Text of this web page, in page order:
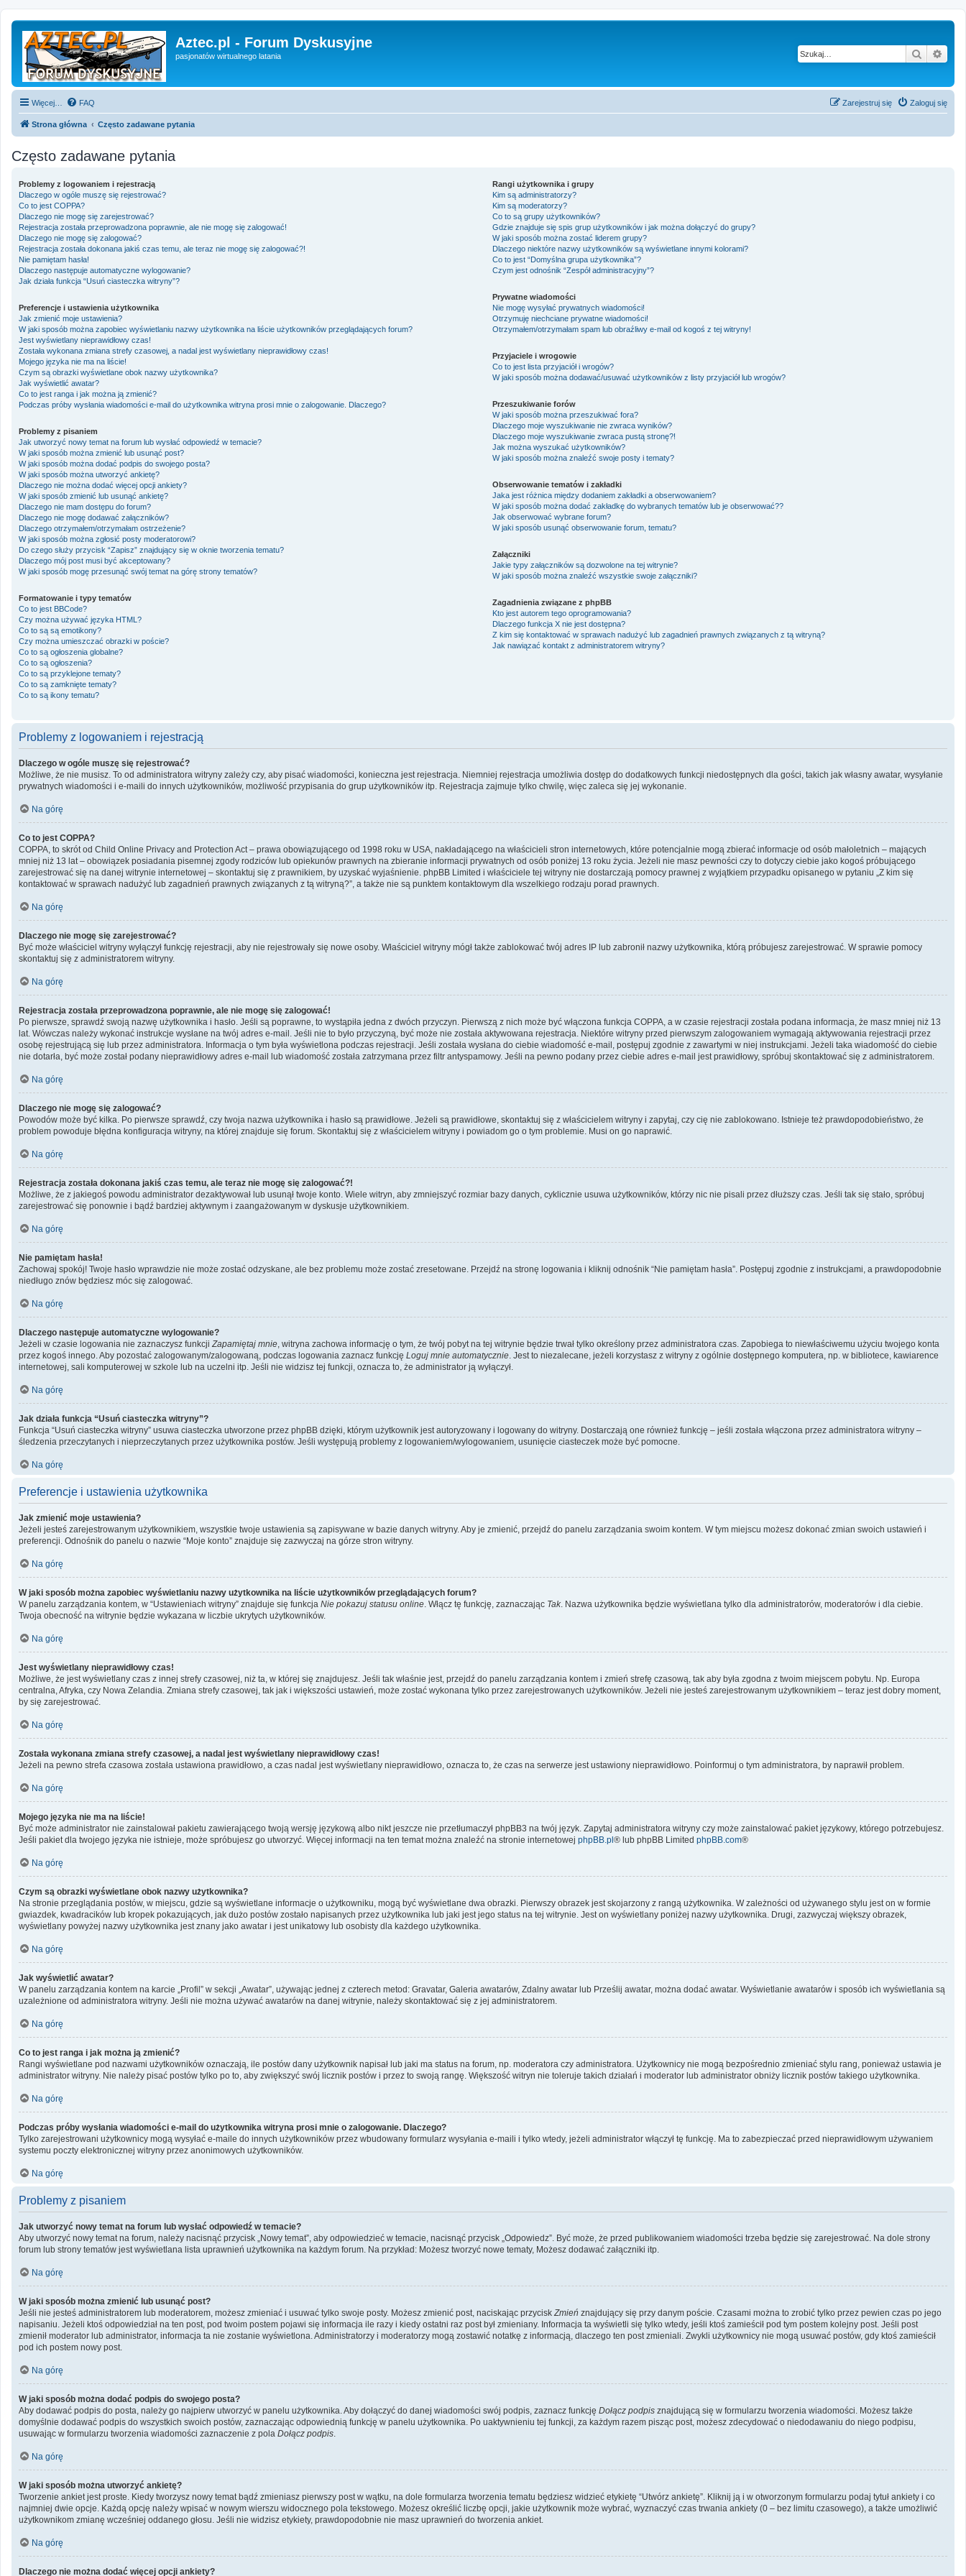
Aztec.pl - Forum Dyskusyjne
pasjonatów wirtualnego latania Szukaj
Więcej… FAQ Zaloguj się
Zarejestruj się
Strona główna Często zadawane pytania
Często zadawane pytania
Problemy z logowaniem i rejestracją
Dlaczego w ogóle muszę się rejestrować?
Co to jest COPPA?
Dlaczego nie mogę się zarejestrować?
Rejestracja została przeprowadzona poprawnie, ale nie mogę się zalogować!
Dlaczego nie mogę się zalogować?
Rejestracja została dokonana jakiś czas temu, ale teraz nie mogę się zalogować?!
Nie pamiętam hasła!
Dlaczego następuje automatyczne wylogowanie?
Jak działa funkcja “Usuń ciasteczka witryny”?
Preferencje i ustawienia użytkownika
Jak zmienić moje ustawienia?
W jaki sposób można zapobiec wyświetlaniu nazwy użytkownika na liście użytkowników przeglądających forum?
Jest wyświetlany nieprawidłowy czas!
Została wykonana zmiana strefy czasowej, a nadal jest wyświetlany nieprawidłowy czas!
Mojego języka nie ma na liście!
Czym są obrazki wyświetlane obok nazwy użytkownika?
Jak wyświetlić awatar?
Co to jest ranga i jak można ją zmienić?
Podczas próby wysłania wiadomości e-mail do użytkownika witryna prosi mnie o zalogowanie. Dlaczego?
Problemy z pisaniem
Jak utworzyć nowy temat na forum lub wysłać odpowiedź w temacie?
W jaki sposób można zmienić lub usunąć post?
W jaki sposób można dodać podpis do swojego posta?
W jaki sposób można utworzyć ankietę?
Dlaczego nie można dodać więcej opcji ankiety?
W jaki sposób zmienić lub usunąć ankietę?
Dlaczego nie mam dostępu do forum?
Dlaczego nie mogę dodawać załączników?
Dlaczego otrzymałem/otrzymałam ostrzeżenie?
W jaki sposób można zgłosić posty moderatorowi?
Do czego służy przycisk “Zapisz” znajdujący się w oknie tworzenia tematu?
Dlaczego mój post musi być akceptowany?
W jaki sposób mogę przesunąć swój temat na górę strony tematów?
Formatowanie i typy tematów
Co to jest BBCode?
Czy można używać języka HTML?
Co to są są emotikony?
Czy można umieszczać obrazki w poście?
Co to są ogłoszenia globalne?
Co to są ogłoszenia?
Co to są przyklejone tematy?
Co to są zamknięte tematy?
Co to są ikony tematu?
Rangi użytkownika i grupy
Kim są administratorzy?
Kim są moderatorzy?
Co to są grupy użytkowników?
Gdzie znajduje się spis grup użytkowników i jak można dołączyć do grupy?
W jaki sposób można zostać liderem grupy?
Dlaczego niektóre nazwy użytkowników są wyświetlane innymi kolorami?
Co to jest “Domyślna grupa użytkownika”?
Czym jest odnośnik “Zespół administracyjny”?
Prywatne wiadomości
Nie mogę wysyłać prywatnych wiadomości!
Otrzymuję niechciane prywatne wiadomości!
Otrzymałem/otrzymałam spam lub obraźliwy e-mail od kogoś z tej witryny!
Przyjaciele i wrogowie
Co to jest lista przyjaciół i wrogów?
W jaki sposób można dodawać/usuwać użytkowników z listy przyjaciół lub wrogów?
Przeszukiwanie forów
W jaki sposób można przeszukiwać fora?
Dlaczego moje wyszukiwanie nie zwraca wyników?
Dlaczego moje wyszukiwanie zwraca pustą stronę?!
Jak można wyszukać użytkowników?
W jaki sposób można znaleźć swoje posty i tematy?
Obserwowanie tematów i zakładki
Jaka jest różnica między dodaniem zakładki a obserwowaniem?
W jaki sposób można dodać zakładkę do wybranych tematów lub je obserwować??
Jak obserwować wybrane forum?
W jaki sposób usunąć obserwowanie forum, tematu?
Załączniki
Jakie typy załączników są dozwolone na tej witrynie?
W jaki sposób można znaleźć wszystkie swoje załączniki?
Zagadnienia związane z phpBB
Kto jest autorem tego oprogramowania?
Dlaczego funkcja X nie jest dostępna?
Z kim się kontaktować w sprawach nadużyć lub zagadnień prawnych związanych z tą witryną?
Jak nawiązać kontakt z administratorem witryny?
Problemy z logowaniem i rejestracją
Dlaczego w ogóle muszę się rejestrować?
Możliwe, że nie musisz. To od administratora witryny zależy czy, aby pisać wiadomości, konieczna jest rejestracja. Niemniej rejestracja umożliwia dostęp do dodatkowych funkcji niedostępnych dla gości, takich jak własny awatar, wysyłanie
prywatnych wiadomości i e-maili do innych użytkowników, możliwość przypisania do grup użytkowników itp. Rejestracja zajmuje tylko chwilę, więc zaleca się jej wykonanie.
Na górę
Co to jest COPPA?
COPPA, to skrót od Child Online Privacy and Protection Act – prawa obowiązującego od 1998 roku w USA, nakładającego na właścicieli stron internetowych, które potencjalnie mogą zbierać informacje od osób małoletnich – mających
mniej niż 13 lat – obowiązek posiadania pisemnej zgody rodziców lub opiekunów prawnych na zbieranie informacji prywatnych od osób poniżej 13 roku życia. Jeżeli nie masz pewności czy to dotyczy ciebie jako kogoś próbującego
zarejestrować się na danej witrynie internetowej – skontaktuj się z prawnikiem, by uzyskać wyjaśnienie. phpBB Limited i właściciele tej witryny nie dostarczają pomocy prawnej z wyjątkiem przypadku opisanego w pytaniu „Z kim się
kontaktować w sprawach nadużyć lub zagadnień prawnych związanych z tą witryną?”, a także nie są punktem kontaktowym dla wszelkiego rodzaju porad prawnych.
Na górę
Dlaczego nie mogę się zarejestrować?
Być może właściciel witryny wyłączył funkcję rejestracji, aby nie rejestrowały się nowe osoby. Właściciel witryny mógł także zablokować twój adres IP lub zabronił nazwy użytkownika, którą próbujesz zarejestrować. W sprawie pomocy
skontaktuj się z administratorem witryny.
Na górę
Rejestracja została przeprowadzona poprawnie, ale nie mogę się zalogować!
Po pierwsze, sprawdź swoją nazwę użytkownika i hasło. Jeśli są poprawne, to wystąpiła jedna z dwóch przyczyn. Pierwszą z nich może być włączona funkcja COPPA, a w czasie rejestracji została podana informacja, że masz mniej niż 13
lat. Wówczas należy wykonać instrukcje wysłane na twój adres e-mail. Jeśli nie to było przyczyną, być może nie została aktywowana rejestracja. Niektóre witryny przed pierwszym zalogowaniem wymagają aktywowania rejestracji przez
osobę rejestrującą się lub przez administratora. Informacja o tym była wyświetlona podczas rejestracji. Jeśli została wysłana do ciebie wiadomość e-mail, postępuj zgodnie z zawartymi w niej instrukcjami. Jeżeli taka wiadomość do ciebie
nie dotarła, być może został podany nieprawidłowy adres e-mail lub wiadomość została zatrzymana przez filtr antyspamowy. Jeśli na pewno podany przez ciebie adres e-mail jest prawidłowy, spróbuj skontaktować się z administratorem.
Na górę
Dlaczego nie mogę się zalogować?
Powodów może być kilka. Po pierwsze sprawdź, czy twoja nazwa użytkownika i hasło są prawidłowe. Jeżeli są prawidłowe, skontaktuj się z właścicielem witryny i zapytaj, czy cię nie zablokowano. Istnieje też prawdopodobieństwo, że
problem powoduje błędna konfiguracja witryny, na której znajduje się forum. Skontaktuj się z właścicielem witryny i powiadom go o tym problemie. Musi on go naprawić.
Na górę
Rejestracja została dokonana jakiś czas temu, ale teraz nie mogę się zalogować?!
Możliwe, że z jakiegoś powodu administrator dezaktywował lub usunął twoje konto. Wiele witryn, aby zmniejszyć rozmiar bazy danych, cyklicznie usuwa użytkowników, którzy nic nie pisali przez dłuższy czas. Jeśli tak się stało, spróbuj
zarejestrować się ponownie i bądź bardziej aktywnym i zaangażowanym w dyskusje użytkownikiem.
Na górę
Nie pamiętam hasła!
Zachowaj spokój! Twoje hasło wprawdzie nie może zostać odzyskane, ale bez problemu może zostać zresetowane. Przejdź na stronę logowania i kliknij odnośnik “Nie pamiętam hasła”. Postępuj zgodnie z instrukcjami, a prawdopodobnie
niedługo znów będziesz móc się zalogować.
Na górę
Dlaczego następuje automatyczne wylogowanie?
Jeżeli w czasie logowania nie zaznaczysz funkcjiZapamiętaj mnie, witryna zachowa informację o tym, że twój pobyt na tej witrynie będzie trwał tylko określony przez administratora czas. Zapobiega to niewłaściwemu użyciu twojego konta
przez kogoś innego. Aby pozostać zalogowanym/zalogowaną, podczas logowania zaznacz funkcję Loguj mnie automatycznie. Jest to niezalecane, jeżeli korzystasz z witryny z ogólnie dostępnego komputera, np. w bibliotece, kawiarence
internetowej, sali komputerowej w szkole lub na uczelni itp. Jeśli nie widzisz tej funkcji, oznacza to, że administrator ją wyłączył.
Na górę
Jak działa funkcja “Usuń ciasteczka witryny”?
Funkcja “Usuń ciasteczka witryny” usuwa ciasteczka utworzone przez phpBB dzięki, którym użytkownik jest autoryzowany i logowany do witryny. Dostarczają one również funkcję – jeśli została włączona przez administratora witryny –
śledzenia przeczytanych i nieprzeczytanych przez użytkownika postów. Jeśli występują problemy z logowaniem/wylogowaniem, usunięcie ciasteczek może być pomocne.
Na górę
Preferencje i ustawienia użytkownika
Jak zmienić moje ustawienia?
Jeżeli jesteś zarejestrowanym użytkownikiem, wszystkie twoje ustawienia są zapisywane w bazie danych witryny. Aby je zmienić, przejdź do panelu zarządzania swoim kontem. W tym miejscu możesz dokonać zmian swoich ustawień i
preferencji. Odnośnik do panelu o nazwie “Moje konto” znajduje się zazwyczaj na górze stron witryny.
Na górę
W jaki sposób można zapobiec wyświetlaniu nazwy użytkownika na liście użytkowników przeglądających forum?
W panelu zarządzania kontem, w “Ustawieniach witryny” znajduje się funkcja Nie pokazuj statusu online. Włącz tę funkcję, zaznaczając Tak. Nazwa użytkownika będzie wyświetlana tylko dla administratorów, moderatorów i dla ciebie.
Twoja obecność na witrynie będzie wykazana w liczbie ukrytych użytkowników.
Na górę
Jest wyświetlany nieprawidłowy czas!
Możliwe, że jest wyświetlany czas z innej strefy czasowej, niż ta, w której się znajdujesz. Jeśli tak właśnie jest, przejdź do panelu zarządzania kontem i zmień strefę czasową, tak aby była zgodna z twoim miejscem pobytu. Np. Europa
centralna, Afryka, czy Nowa Zelandia. Zmiana strefy czasowej, tak jak i większości ustawień, może zostać wykonana tylko przez zarejestrowanych użytkowników. Jeżeli nie jesteś zarejestrowanym użytkownikiem – teraz jest dobry moment,
by się zarejestrować.
Na górę
Została wykonana zmiana strefy czasowej, a nadal jest wyświetlany nieprawidłowy czas!
Jeżeli na pewno strefa czasowa została ustawiona prawidłowo, a czas nadal jest wyświetlany nieprawidłowo, oznacza to, że czas na serwerze jest ustawiony nieprawidłowo. Poinformuj o tym administratora, by naprawił problem.
Na górę
Mojego języka nie ma na liście!
Być może administrator nie zainstalował pakietu zawierającego twoją wersję językową albo nikt jeszcze nie przetłumaczył phpBB3 na twój język. Zapytaj administratora witryny czy może zainstalować pakiet językowy, którego potrzebujesz.
Jeśli pakiet dla twojego języka nie istnieje, może spróbujesz go utworzyć. Więcej informacji na ten temat można znaleźć na stronie internetowej phpBB.pl ® lub phpBB Limited phpBB.com®
Na górę
Czym są obrazki wyświetlane obok nazwy użytkownika?
Na stronie przeglądania postów, w miejscu, gdzie są wyświetlane informacje o użytkowniku, mogą być wyświetlane dwa obrazki. Pierwszy obrazek jest skojarzony z rangą użytkownika. W zależności od używanego stylu jest on w formie
gwiazdek, kwadracików lub kropek pokazujących, jak dużo postów zostało napisanych przez użytkownika lub jaki jest jego status na tej witrynie. Jest on wyświetlany poniżej nazwy użytkownika. Drugi, zazwyczaj większy obrazek,
wyświetlany powyżej nazwy użytkownika jest znany jako awatar i jest unikatowy lub osobisty dla każdego użytkownika.
Na górę
Jak wyświetlić awatar?
W panelu zarządzania kontem na karcie „Profil” w sekcji „Awatar”, używając jednej z czterech metod: Gravatar, Galeria awatarów, Zdalny awatar lub Prześlij awatar, można dodać awatar. Wyświetlanie awatarów i sposób ich wyświetlania są
uzależnione od administratora witryny. Jeśli nie można używać awatarów na danej witrynie, należy skontaktować się z jej administratorem.
Na górę
Co to jest ranga i jak można ją zmienić?
Rangi wyświetlane pod nazwami użytkowników oznaczają, ile postów dany użytkownik napisał lub jaki ma status na forum, np. moderatora czy administratora. Użytkownicy nie mogą bezpośrednio zmieniać stylu rang, ponieważ ustawia je
administrator witryny. Nie należy pisać postów tylko po to, aby zwiększyć swój licznik postów i przez to swoją rangę. Większość witryn nie toleruje takich działań i moderator lub administrator obniży licznik postów takiego użytkownika.
Na górę
Podczas próby wysłania wiadomości e-mail do użytkownika witryna prosi mnie o zalogowanie. Dlaczego?
Tylko zarejestrowani użytkownicy mogą wysyłać e-maile do innych użytkowników przez wbudowany formularz wysyłania e-maili i tylko wtedy, jeżeli administrator włączył tę funkcję. Ma to zabezpieczać przed nieprawidłowym używaniem
systemu poczty elektronicznej witryny przez anonimowych użytkowników.
Na górę
Problemy z pisaniem
Jak utworzyć nowy temat na forum lub wysłać odpowiedź w temacie?
Aby utworzyć nowy temat na forum, należy nacisnąć przycisk „Nowy temat”, aby odpowiedzieć w temacie, nacisnąć przycisk „Odpowiedz”. Być może, że przed publikowaniem wiadomości trzeba będzie się zarejestrować. Na dole strony
forum lub strony tematów jest wyświetlana lista uprawnień użytkownika na każdym forum. Na przykład: Możesz tworzyć nowe tematy, Możesz dodawać załączniki itp.
Na górę
W jaki sposób można zmienić lub usunąć post?
Jeśli nie jesteś administratorem lub moderatorem, możesz zmieniać i usuwać tylko swoje posty. Możesz zmienić post, naciskając przyciskZmień znajdujący się przy danym poście. Czasami można to zrobić tylko przez pewien czas po jego
napisaniu. Jeżeli ktoś odpowiedział na ten post, pod twoim postem pojawi się informacja ile razy i kiedy ostatni raz post był zmieniany. Informacja ta wyświetli się tylko wtedy, jeśli ktoś zamieścił pod tym postem kolejny post. Jeśli post
zmienił moderator lub administrator, informacja ta nie zostanie wyświetlona. Administratorzy i moderatorzy mogą zostawić notatkę z informacją, dlaczego ten post zmieniali. Zwykli użytkownicy nie mogą usuwać postów, gdy ktoś zamieścił
pod ich postem nowy post.
Na górę
W jaki sposób można dodać podpis do swojego posta?
Aby dodawać podpis do posta, należy go najpierw utworzyć w panelu użytkownika. Aby dołączyć do danej wiadomości swój podpis, zaznacz funkcję Dołącz podpis znajdującą się w formularzu tworzenia wiadomości. Możesz także
domyślnie dodawać podpis do wszystkich swoich postów, zaznaczając odpowiednią funkcję w panelu użytkownika. Po uaktywnieniu tej funkcji, za każdym razem pisząc post, możesz zdecydować o niedodawaniu do niego podpisu,
usuwając w formularzu tworzenia wiadomości zaznaczenie z pola Dołącz podpis.
Na górę
W jaki sposób można utworzyć ankietę?
Tworzenie ankiet jest proste. Kiedy tworzysz nowy temat bądź zmieniasz pierwszy post w wątku, na dole formularza tworzenia tematu będziesz widzieć etykietę “Utwórz ankietę”. Kliknij ją i w otworzonym formularzu podaj tytuł ankiety i co
najmniej dwie opcje. Każdą opcję należy wpisać w nowym wierszu widocznego pola tekstowego. Możesz określić liczbę opcji, jakie użytkownik może wybrać, wyznaczyć czas trwania ankiety (0 – bez limitu czasowego), a także umożliwić
użytkownikom zmianę wcześniej oddanego głosu. Jeśli nie widzisz etykiety, prawdopodobnie nie masz uprawnień do tworzenia ankiet.
Na górę
Dlaczego nie można dodać więcej opcji ankiety?